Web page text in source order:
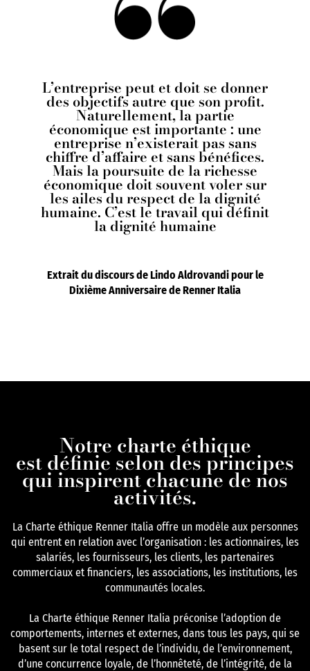
L’entreprise peut et doit se donner
des objectifs autre que son profit.
Naturellement, la partie
économique est importante : une
entreprise n’existerait pas sans
chiffre d’affaire et sans bénéfices.
Mais la poursuite de la richesse
économique doit souvent voler sur
les ailes du respect de la dignité
humaine. C’est le travail qui définit
la dignité humaine
Extrait du discours de Lindo Aldrovandi pour le
Dixième Anniversaire de Renner Italia
Notre charte éthique
est définie selon des principes
qui inspirent chacune de nos
activités.
La Charte éthique Renner Italia offre un modèle aux personnes
qui entrent en relation avec l’organisation : les actionnaires, les
salariés, les fournisseurs, les clients, les partenaires
commerciaux et financiers, les associations, les institutions, les
communautés locales.
La Charte éthique Renner Italia préconise l’adoption de
comportements, internes et externes, dans tous les pays, qui se
basent sur le total respect de l’individu, de l’environnement,
d’une concurrence loyale, de l’honnêteté, de l’intégrité, de la